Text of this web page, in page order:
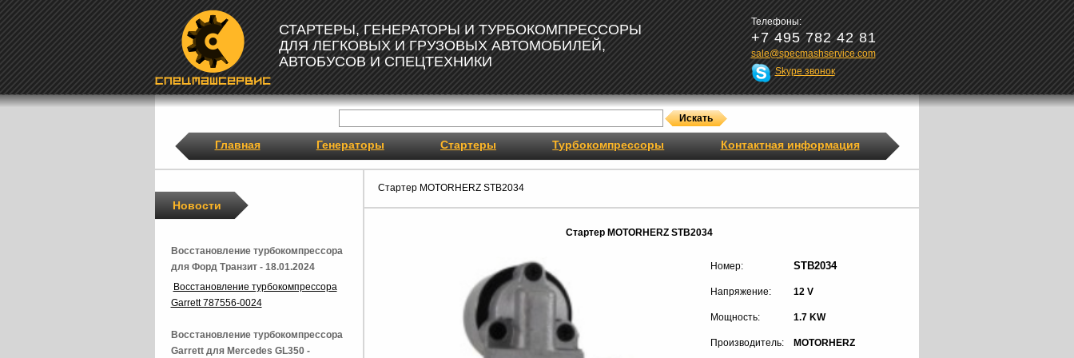
СТАРТЕРЫ, ГЕНЕРАТОРЫ И ТУРБОКОМПРЕССОРЫ
ДЛЯ ЛЕГКОВЫХ И ГРУЗОВЫХ АВТОМОБИЛЕЙ,
АВТОБУСОВ И СПЕЦТЕХНИКИ
Телефоны:
+7 495 782 42 81
sale@specmashservice.com
Skype звонок
Главная Генераторы Стартеры Турбокомпрессоры Контактная информация
Стартер MOTORHERZ STB2034
Стартер MOTORHERZ STB2034
Номер: STB2034
Напряжение: 12 V
Мощность: 1.7 KW
Производитель: MOTORHERZ
Новости
Восстановление турбокомпрессора
для Форд Транзит - 18.01.2024
Восстановление турбокомпрессора
Garrett 787556-0024
Восстановление турбокомпрессора
Garrett для Mercedes GL350 -